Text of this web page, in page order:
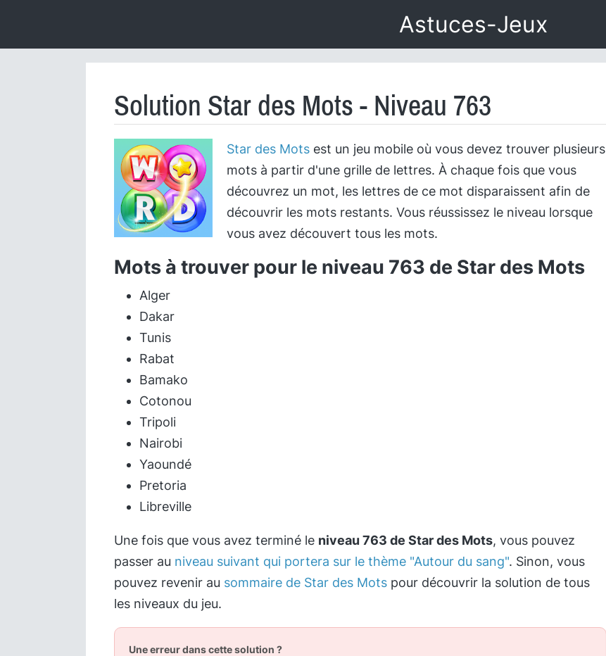
Astuces-Jeux
Solution Star des Mots - Niveau 763
Star des Mots est un jeu mobile où vous devez trouver plusieurs
mots à partir d'une grille de lettres. À chaque fois que vous
découvrez un mot, les lettres de ce mot disparaissent afin de
découvrir les mots restants. Vous réussissez le niveau lorsque
vous avez découvert tous les mots.
Mots à trouver pour le niveau 763 de Star des Mots
Alger
Dakar
Tunis
Rabat
Bamako
Cotonou
Tripoli
Nairobi
Yaoundé
Pretoria
Libreville
Une fois que vous avez terminé le niveau 763 de Star des Mots, vous pouvez
passer au niveau suivant qui portera sur le thème "Autour du sang". Sinon, vous
pouvez revenir au sommaire de Star des Mots pour découvrir la solution de tous
les niveaux du jeu.
Une erreur dans cette solution ?